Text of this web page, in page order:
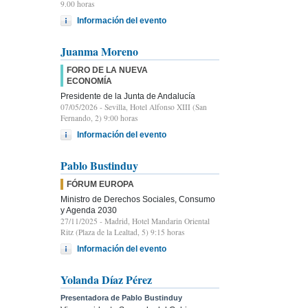
9.00 horas
Información del evento
Juanma Moreno
FORO DE LA NUEVA
ECONOMÍA
Presidente de la Junta de Andalucía
07/05/2026 - Sevilla, Hotel Alfonso XIII (San
Fernando, 2) 9:00 horas
Información del evento
Pablo Bustinduy
FÓRUM EUROPA
Ministro de Derechos Sociales, Consumo
y Agenda 2030
27/11/2025 - Madrid, Hotel Mandarin Oriental
Ritz (Plaza de la Lealtad, 5) 9:15 horas
Información del evento
Yolanda Díaz Pérez
Presentadora de Pablo Bustinduy